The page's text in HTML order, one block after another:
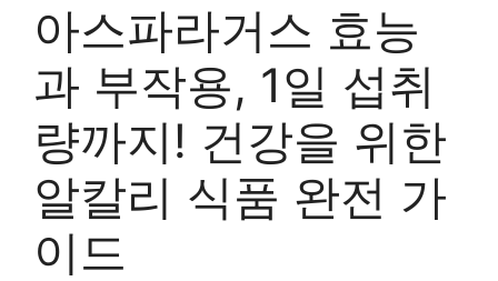
아스파라거스 효능
과 부작용, 1일 섭취
량까지! 건강을 위한
알칼리 식품 완전 가
이드